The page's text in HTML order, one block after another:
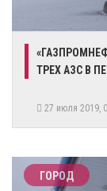
ТРЕХ АЗС В
27 июля 2019,
ГОРОД